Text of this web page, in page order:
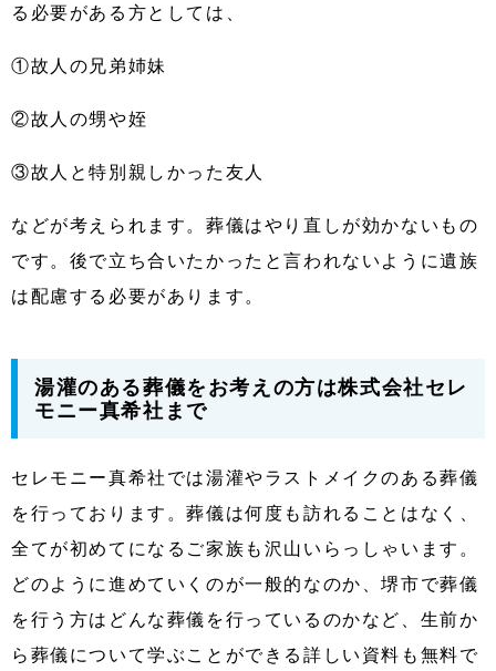
る必要がある方としては、
①故人の兄弟姉妹
②故人の甥や姪
③故人と特別親しかった友人
などが考えられます。葬儀はやり直しが効かないもの
です。後で立ち合いたかったと言われないように遺族
は配慮する必要があります。
湯灌のある葬儀をお考えの方は株式会社セレ
モニー真希社まで
セレモニー真希社では湯灌やラストメイクのある葬儀
を行っております。葬儀は何度も訪れることはなく、
全てが初めてになるご家族も沢山いらっしゃいます。
どのように進めていくのが一般的なのか、堺市で葬儀
を行う方はどんな葬儀を行っているのかなど、生前か
ら葬儀について学ぶことができる詳しい資料も無料で